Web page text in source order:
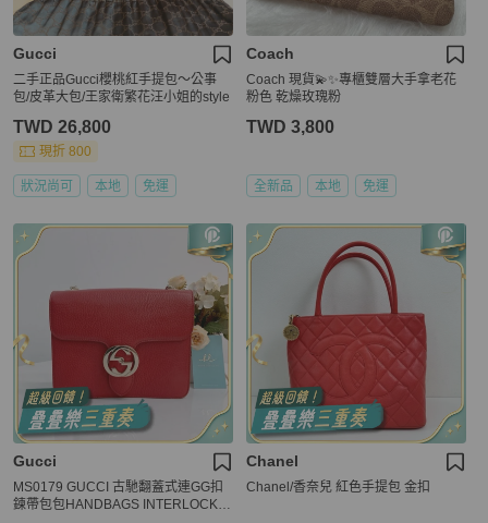
Gucci
二手正品Gucci櫻桃紅手提包～公事
包/皮革大包/王家衛繁花汪小姐的style
TWD 26,800
現折 800
狀況尚可 本地 免運
Coach
Coach 現貨💫✨專櫃雙層大手拿老花
粉色 乾燥玫瑰粉
TWD 3,800
全新品 本地 免運
Gucci
MS0179 GUCCI 古馳翻蓋式連GG扣
鍊帶包包HANDBAGS INTERLOCK C
Chanel
Chanel/香奈兒 紅色手提包 金扣